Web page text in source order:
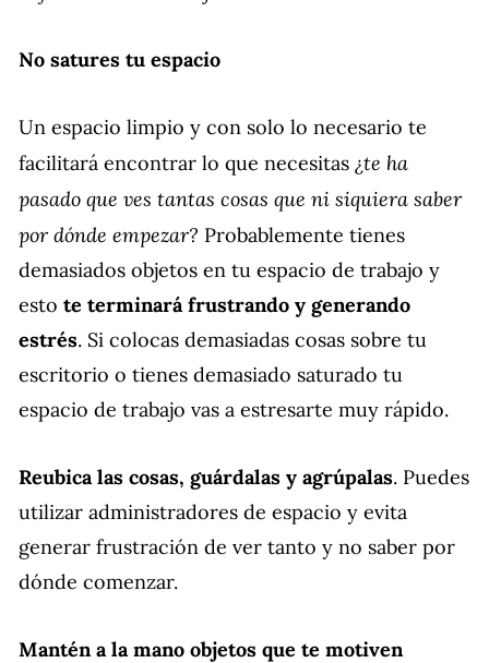
No satures tu espacio
Un espacio limpio y con solo lo necesario te
facilitará encontrar lo que necesitas ¿te ha
pasado que ves tantas cosas que ni siquiera saber
por dónde empezar? Probablemente tienes
demasiados objetos en tu espacio de trabajo y
esto te terminará frustrando y generando
estrés. Si colocas demasiadas cosas sobre tu
escritorio o tienes demasiado saturado tu
espacio de trabajo vas a estresarte muy rápido.
Reubica las cosas, guárdalas y agrúpalas. Puedes
utilizar administradores de espacio y evita
generar frustración de ver tanto y no saber por
dónde comenzar.
Mantén a la mano objetos que te motiven